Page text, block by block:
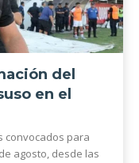
del
en el
convocados para
agosto, desde las